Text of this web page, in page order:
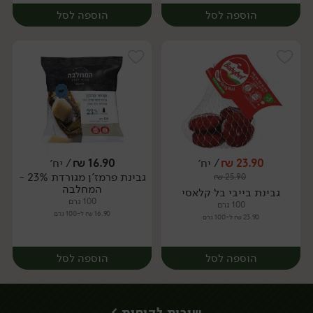
הוספה לסל
יח׳
הוספה לסל
יח׳
23.90
₪/ יח׳
25.90
₪
גבינת בייבי בל קלאסי
100 גרם
23.90 ₪ ל-100 גרם
הוספה לסל
16.90
₪/ יח׳
גבינת פרמז'ן מגורדת 23% -
המחלבה
100 גרם
16.90 ₪ ל-100 גרם
הוספה לסל